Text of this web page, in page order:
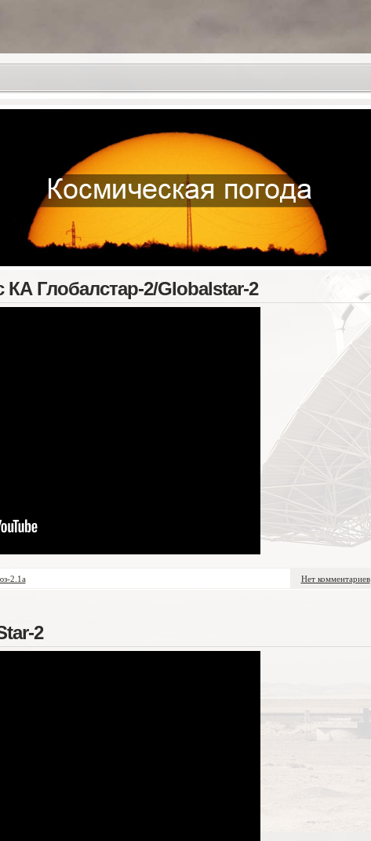
Глобалстар-2/Globalstar-2
2.1а Нет комментариев
2